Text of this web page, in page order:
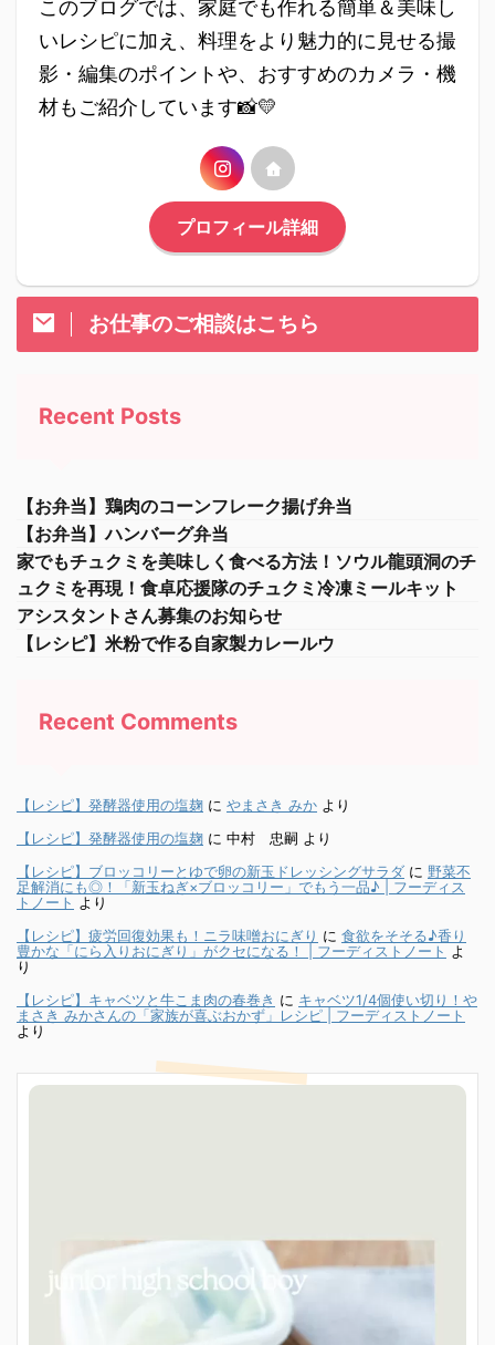
このブログでは、家庭でも作れる簡単＆美味し
いレシピに加え、料理をより魅力的に見せる撮
影・編集のポイントや、おすすめのカメラ・機
材もご紹介しています📸💛
プロフィール詳細
お仕事のご相談はこちら
Recent Posts
【お弁当】鶏肉のコーンフレーク揚げ弁当
【お弁当】ハンバーグ弁当
家でもチュクミを美味しく食べる方法！ソウル龍頭洞のチ
ュクミを再現！食卓応援隊のチュクミ冷凍ミールキット
アシスタントさん募集のお知らせ
【レシピ】米粉で作る自家製カレールウ
Recent Comments
【レシピ】発酵器使用の塩麹 に やまさき みか より
【レシピ】発酵器使用の塩麹 に 中村 忠嗣 より
【レシピ】ブロッコリーとゆで卵の新玉ドレッシングサラダ に 野菜不
足解消にも◎！「新玉ねぎ×ブロッコリー」でもう一品♪ | フーディス
トノート より
【レシピ】疲労回復効果も！ニラ味噌おにぎり に 食欲をそそる♪香り
豊かな「にら入りおにぎり」がクセになる！ | フーディストノート よ
り
【レシピ】キャベツと牛こま肉の春巻き に キャベツ1/4個使い切り！や
まさき みかさんの「家族が喜ぶおかず」レシピ | フーディストノート
より